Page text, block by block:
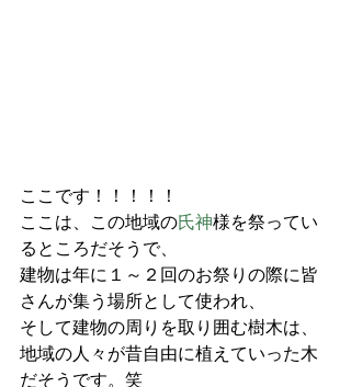
ここです！！！！！
ここは、この地域の氏神様を祭ってい
るところだそうで、
建物は年に１～２回のお祭りの際に皆
さんが集う場所として使われ、
そして建物の周りを取り囲む樹木は、
地域の人々が昔自由に植えていった木
だそうです。笑